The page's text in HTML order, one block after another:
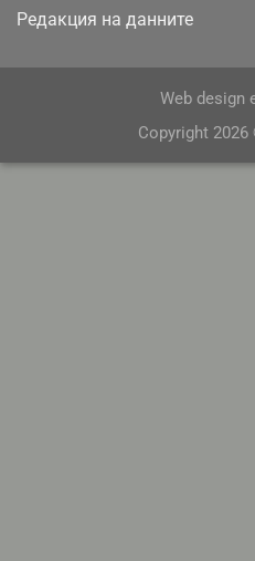
Редакция на данните
Web design
Copyright 2026